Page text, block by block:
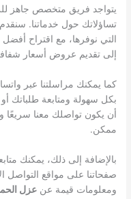
يتواجد فريق متخصص جاهز
تساؤلاتك حول خدماتنا.
التي نوفرها، مع اقتراح أفضل
إلى تقديم عروض أسعار
كما يمكنك مراسلتنا عبر
بكل سهولة ومتابعة طلباتك
أن يكون تواصلك معنا سريعًا
ممكن.
بالإضافة إلى ذلك، يمكنك
صفحاتنا على مواقع التواصل
ومعلومات قيمة عنعزل